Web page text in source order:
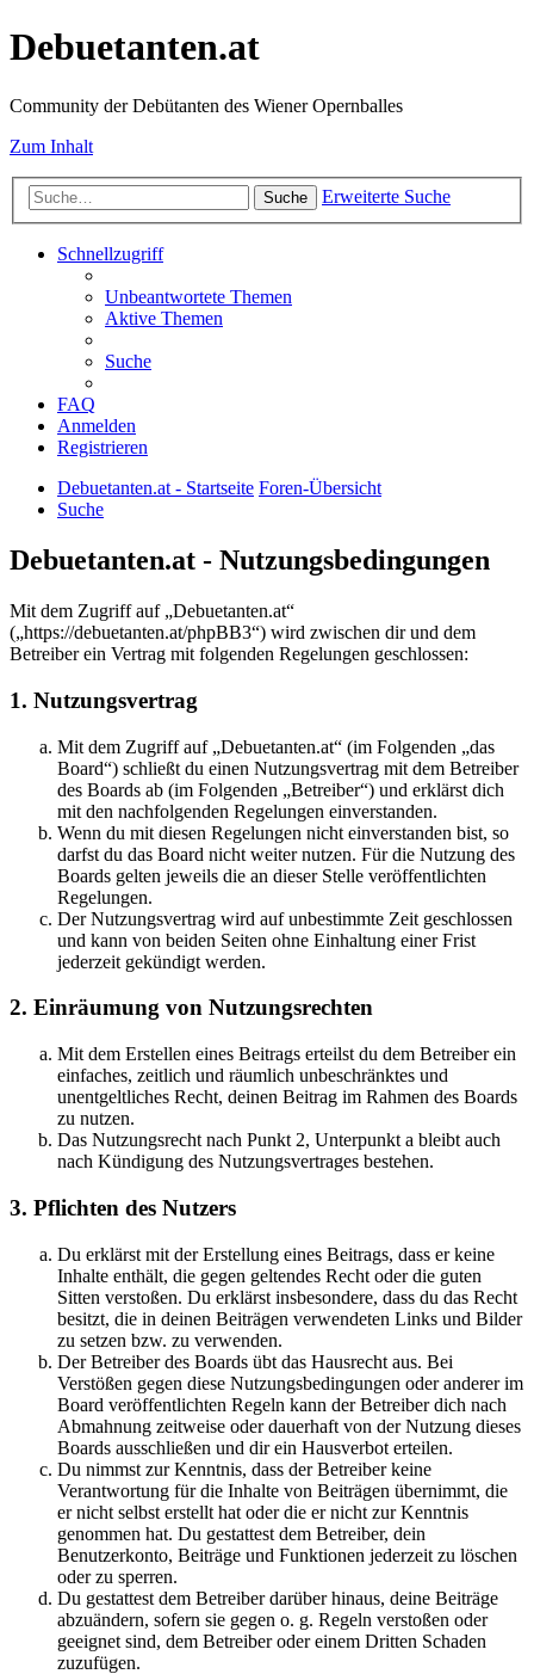
Debuetanten.at
Community der Debütanten des Wiener Opernballes
Zum Inhalt
Suche Erweiterte Suche
Schnellzugriff
Unbeantwortete Themen
Aktive Themen
Suche
FAQ
Anmelden
Registrieren
Debuetanten.at - Startseite Foren-Übersicht
Suche
Debuetanten.at - Nutzungsbedingungen
Mit dem Zugriff auf „Debuetanten.at“
(„https://debuetanten.at/phpBB3“) wird zwischen dir und dem
Betreiber ein Vertrag mit folgenden Regelungen geschlossen:
1. Nutzungsvertrag
Mit dem Zugriff auf „Debuetanten.at“ (im Folgenden „das
Board“) schließt du einen Nutzungsvertrag mit dem Betreiber
des Boards ab (im Folgenden „Betreiber“) und erklärst dich
mit den nachfolgenden Regelungen einverstanden.
Wenn du mit diesen Regelungen nicht einverstanden bist, so
darfst du das Board nicht weiter nutzen. Für die Nutzung des
Boards gelten jeweils die an dieser Stelle veröffentlichten
Regelungen.
Der Nutzungsvertrag wird auf unbestimmte Zeit geschlossen
und kann von beiden Seiten ohne Einhaltung einer Frist
jederzeit gekündigt werden.
2. Einräumung von Nutzungsrechten
Mit dem Erstellen eines Beitrags erteilst du dem Betreiber ein
einfaches, zeitlich und räumlich unbeschränktes und
unentgeltliches Recht, deinen Beitrag im Rahmen des Boards
zu nutzen.
Das Nutzungsrecht nach Punkt 2, Unterpunkt a bleibt auch
nach Kündigung des Nutzungsvertrages bestehen.
3. Pflichten des Nutzers
Du erklärst mit der Erstellung eines Beitrags, dass er keine
Inhalte enthält, die gegen geltendes Recht oder die guten
Sitten verstoßen. Du erklärst insbesondere, dass du das Recht
besitzt, die in deinen Beiträgen verwendeten Links und Bilder
zu setzen bzw. zu verwenden.
Der Betreiber des Boards übt das Hausrecht aus. Bei
Verstößen gegen diese Nutzungsbedingungen oder anderer im
Board veröffentlichten Regeln kann der Betreiber dich nach
Abmahnung zeitweise oder dauerhaft von der Nutzung dieses
Boards ausschließen und dir ein Hausverbot erteilen.
Du nimmst zur Kenntnis, dass der Betreiber keine
Verantwortung für die Inhalte von Beiträgen übernimmt, die
er nicht selbst erstellt hat oder die er nicht zur Kenntnis
genommen hat. Du gestattest dem Betreiber, dein
Benutzerkonto, Beiträge und Funktionen jederzeit zu löschen
oder zu sperren.
Du gestattest dem Betreiber darüber hinaus, deine Beiträge
abzuändern, sofern sie gegen o. g. Regeln verstoßen oder
geeignet sind, dem Betreiber oder einem Dritten Schaden
zuzufügen.